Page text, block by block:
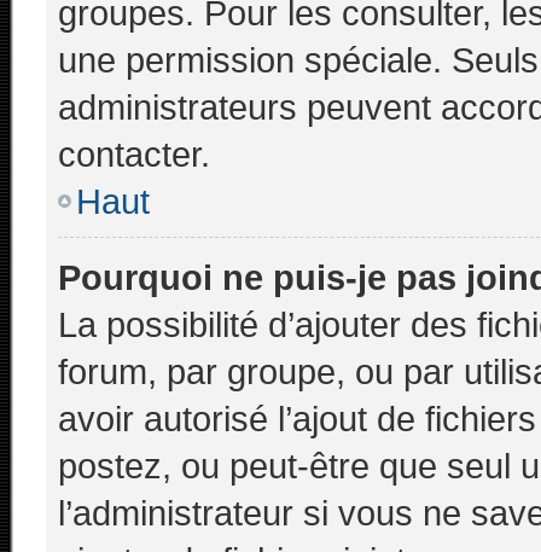
groupes. Pour les consulter,
une permission spéciale.
administrateurs peuvent
contacter.
Haut
Pourquoi ne puis-je pas
La possibilité d’ajouter des
forum, par groupe, ou par
avoir autorisé l’ajout de
postez, ou peut-être que seul
l’administrateur si vous ne